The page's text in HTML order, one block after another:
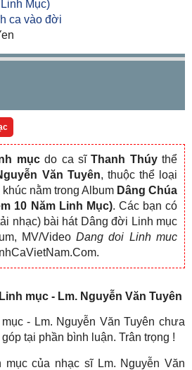
Mục)
ca vào đời
mụcdo ca sĩThanh Thúythể
Văn Tuyên, thuộc thể loại
nằm trong Album Dâng Chúa
10 Năm Linh Mục). Các bạn có
nhạc) bài hát Dâng đời Linh mục
MV/VideoDang doi Linh muc
mục - Lm. Nguyễn Văn Tuyên
- Lm. Nguyễn Văn Tuyên chưa
tại phần bình luận. Trân trọng !
của nhạc sĩ Lm. Nguyễn Văn